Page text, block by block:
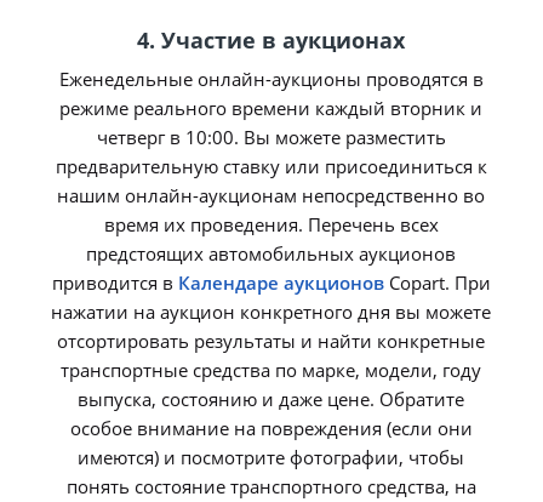
4. Участие в аукционах
Еженедельные онлайн-аукционы проводятся в
режиме реального времени каждый вторник и
четверг в 10:00. Вы можете разместить
предварительную ставку или присоединиться к
нашим онлайн-аукционам непосредственно во
время их проведения. Перечень всех
предстоящих автомобильных аукционов
приводится в Календаре аукционовCopart. При
нажатии на аукцион конкретного дня вы можете
отсортировать результаты и найти конкретные
транспортные средства по марке, модели, году
выпуска, состоянию и даже цене. Обратите
особое внимание на повреждения (если они
имеются) и посмотрите фотографии, чтобы
понять состояние транспортного средства, на